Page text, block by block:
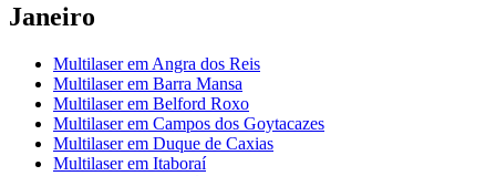
Janeiro
Multilaser em Angra dos Reis
Multilaser em Barra Mansa
Multilaser em Belford Roxo
Multilaser em Campos dos Goytacazes
Multilaser em Duque de Caxias
Multilaser em Itaboraí